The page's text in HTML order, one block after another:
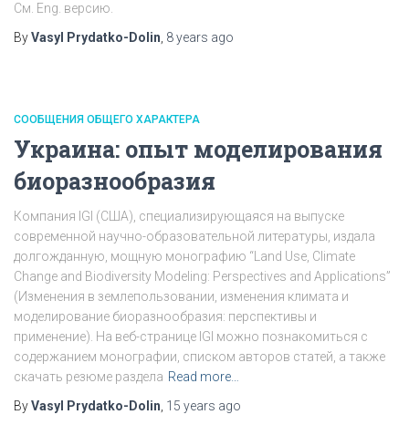
См. Eng. версию.
ByVasyl Prydatko-Dolin 8 years ago
СООБЩЕНИЯ ОБЩЕГО ХАРАКТЕРА
Украина: опыт моделирования
биоразнообразия
Компания IGI (США), специализирующаяся на выпуске
современной научно-образовательной литературы, издала
долгожданную, мощную монографию “Land Use, Climate
Change and Biodiversity Modeling: Perspectives and Applications”
(Изменения в землепользовании, изменения климата и
моделирование биоразнообразия: перспективы и
применение). На веб-странице IGI можно познакомиться с
содержанием монографии, списком авторов статей, а также
скачать резюме раздела Read more…
ByVasyl Prydatko-Dolin 15 years ago